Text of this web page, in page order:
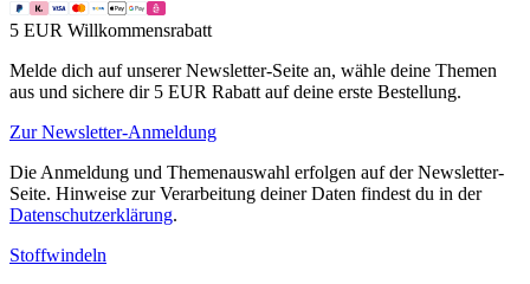
5 EUR Willkommensrabatt
Melde dich auf unserer Newsletter-Seite an, wähle deine Themen
aus und sichere dir 5 EUR Rabatt auf deine erste Bestellung.
Zur Newsletter-Anmeldung
Die Anmeldung und Themenauswahl erfolgen auf der Newsletter-
Seite. Hinweise zur Verarbeitung deiner Daten findest du in der
Datenschutzerklärung.
Stoffwindeln